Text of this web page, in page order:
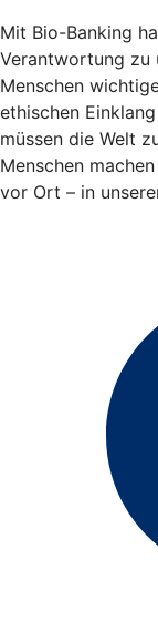
Mit Bio-Banking
Verantwortung zu
Menschen
ethischen
müssen die Welt
Menschen
vor Ort – in